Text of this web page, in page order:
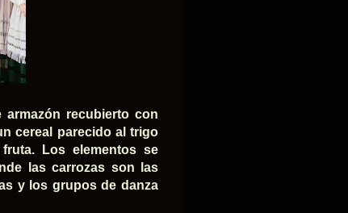
armazón recubierto con
cereal parecido al trigo
Los elementos se
las carrozas son las
y los grupos de danza